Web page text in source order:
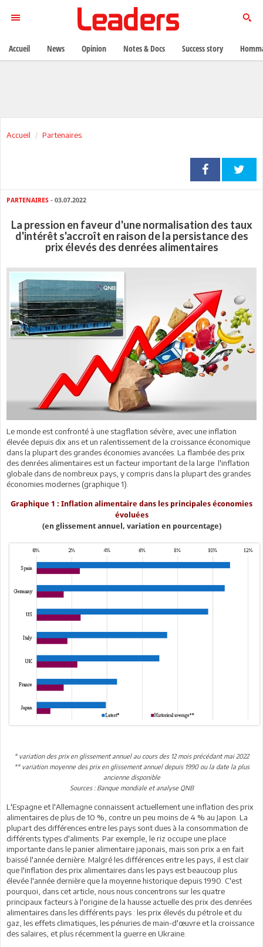
Accueil Partenaires
PARTENAIRES - 03.07.2022
La pression en faveur d'une normalisation des taux
d'intérêt s'accroît en raison de la persistance des
prix élevés des denrées alimentaires
Le monde est confronté à une stagflation sévère, avec une inflation
élevée depuis dix ans et un ralentissement de la croissance économique
dans la plupart des grandes économies avancées. La flambée des prix
des denrées alimentaires est un facteur important de la large l'inflation
globale dans de nombreux pays, y compris dans la plupart des grandes
économies modernes (graphique 1).
Graphique 1 : Inflation alimentaire dans les principales économies
évoluées
(en glissement annuel, variation en pourcentage)
* variation des prix en glissement annuel au cours des 12 mois précédant mai 2022
** variation moyenne des prix en glissement annuel depuis 1990 ou la date la plus
ancienne disponible
Sources : Banque mondiale et analyse QNB
L'Espagne et l'Allemagne connaissent actuellement une inflation des prix
alimentaires de plus de 10 %, contre un peu moins de 4 % au Japon. La
plupart des différences entre les pays sont dues à la consommation de
différents types d'aliments. Par exemple, le riz occupe une place
importante dans le panier alimentaire japonais, mais son prix a en fait
baissé l'année dernière. Malgré les différences entre les pays, il est clair
que l'inflation des prix alimentaires dans les pays est beaucoup plus
élevée l'année dernière que la moyenne historique depuis 1990. C'est
pourquoi, dans cet article, nous nous concentrons sur les quatre
principaux facteurs à l'origine de la hausse actuelle des prix des denrées
alimentaires dans les différents pays : les prix élevés du pétrole et du
gaz, les effets climatiques, les pénuries de main-d'œuvre et la croissance
des salaires, et plus récemment la guerre en Ukraine.
Accueil News Opinion Notes & Docs Success story